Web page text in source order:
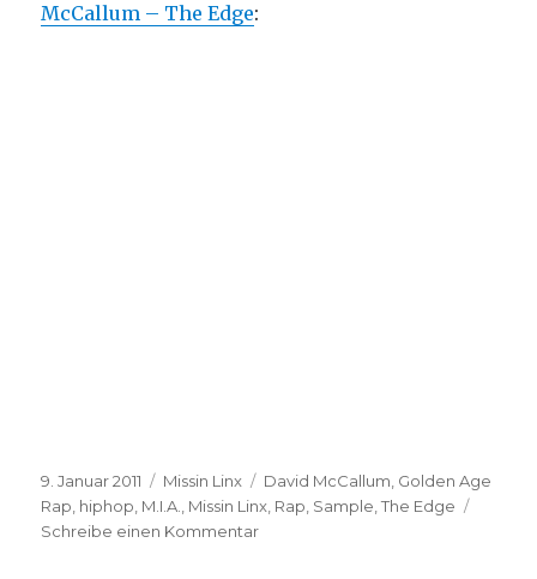
McCallum – The Edge:
Veröffentlicht
am
9. Januar 2011 Kategorien
Missin Linx Schlagwörter
David McCallum Golden Age
Rap hiphop M.I.A. Missin Linx Rap Sample ,The Edge
Schreibe einen Kommentarzu